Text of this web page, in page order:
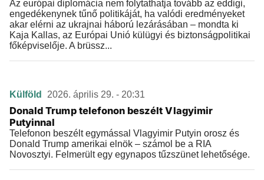
Az európai diplomácia nem folytathatja tovább az eddigi,
engedékenynek tűnő politikáját, ha valódi eredményeket
akar elérni az ukrajnai háború lezárásában – mondta ki
Kaja Kallas, az Európai Unió külügyi és biztonságpolitikai
főképviselője. A brüssz...
Külföld 2026. április 29. - 20:31
Donald Trump telefonon beszélt Vlagyimir
Putyinnal
Telefonon beszélt egymással Vlagyimir Putyin orosz és
Donald Trump amerikai elnök – számol be a RIA
Novosztyi. Felmerült egy egynapos tűzszünet lehetősége.